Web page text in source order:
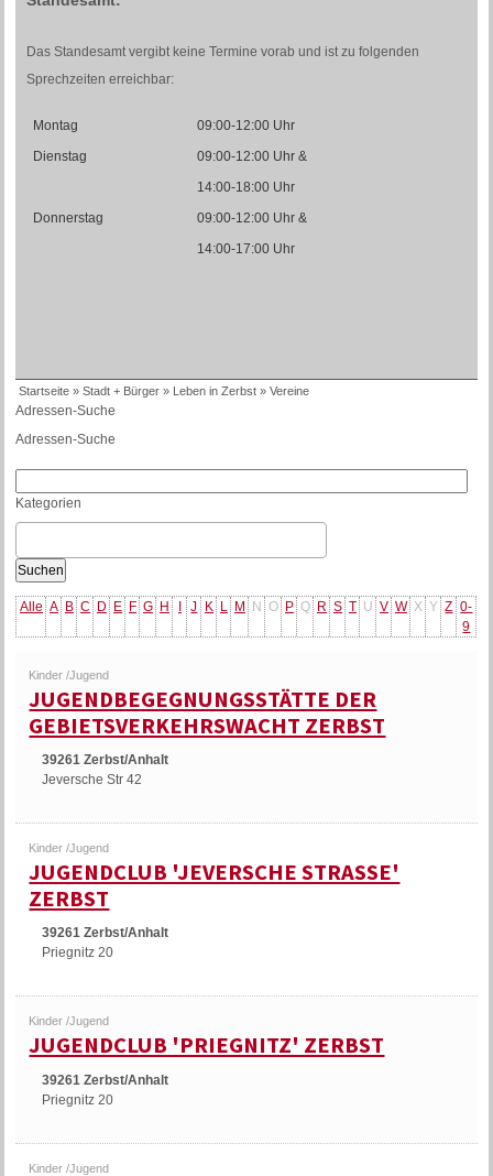
Das Standesamt vergibt keine Termine vorab und ist zu folgenden
Sprechzeiten erreichbar:
Montag
09:00-12:00 Uhr
Dienstag
09:00-12:00 Uhr &
14:00-18:00 Uhr
Donnerstag
09:00-12:00 Uhr &
14:00-17:00 Uhr
Startseite »Stadt + Bürger » Leben in Zerbst »Vereine
Adressen-Suche
Adressen-Suche
Kategorien
Alle A B C D E F G H J K L M N O P Q R S T U V W X Y Z 0-
9
Kinder /Jugend
JUGENDBEGEGNUNGSSTÄTTE DER
GEBIETSVERKEHRSWACHT ZERBST
39261 Zerbst/Anhalt
Jeversche Str 42
Kinder /Jugend
JUGENDCLUB 'JEVERSCHE STRASSE' Z
ERBST
39261 Zerbst/Anhalt
Priegnitz 20
Kinder /Jugend
JUGENDCLUB 'PRIEGNITZ' ZERBST
39261 Zerbst/Anhalt
Priegnitz 20
Kinder /Jugend